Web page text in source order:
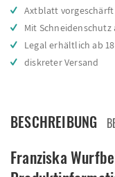
Axtblatt
Mit Schneidenschutz
Legal erhältlich ab
diskreter Versand
BESCHREIBUNG
Franziska